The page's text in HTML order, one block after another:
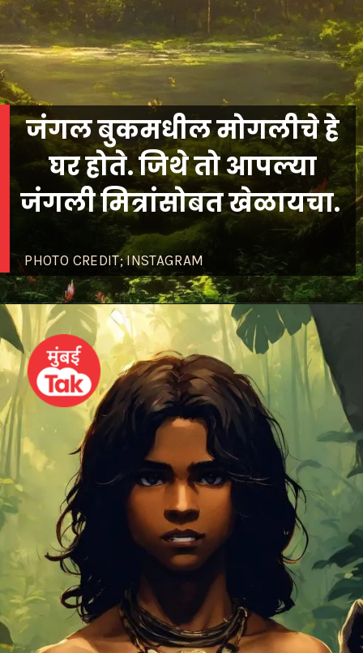
PHOTO CREDIT; INSTAGRAM
जंगल बुकमधील मोगलीचे हे
घर होते. जिथे तो आपल्या
जंगली मित्रांसोबत खेळायचा.